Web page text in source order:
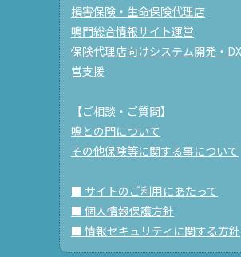
損害保険・生命保険代理店
鳴門総合情報サイト運営
保険代理店向けシステム開発・
営支援
【ご相談・ご質問】
鳴との門について
その他保険等に関する事について
■ サイトのご利用にあたって
■ 個人情報保護方針
■ 情報セキュリティに関する方針